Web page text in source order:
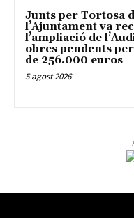
Junts per Tortosa
l’Ajuntament va
l’ampliació de
obres pendents
de 256.000 euros
5 agost 2026
-